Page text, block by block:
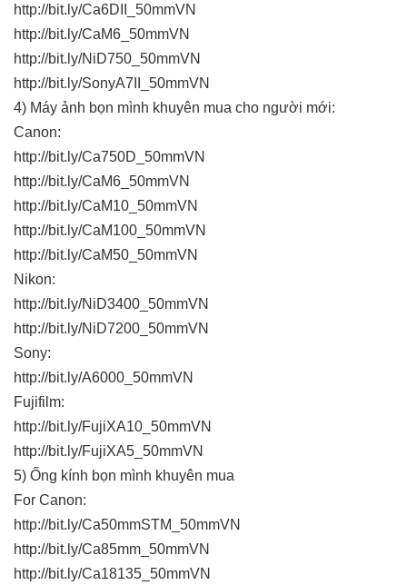
http://bit.ly/Ca6DII_50mmVN
http://bit.ly/CaM6_50mmVN
http://bit.ly/NiD750_50mmVN
http://bit.ly/SonyA7II_50mmVN
4) Máy ảnh bọn mình khuyên mua cho người mới:
Canon:
http://bit.ly/Ca750D_50mmVN
http://bit.ly/CaM6_50mmVN
http://bit.ly/CaM10_50mmVN
http://bit.ly/CaM100_50mmVN
http://bit.ly/CaM50_50mmVN
Nikon:
http://bit.ly/NiD3400_50mmVN
http://bit.ly/NiD7200_50mmVN
Sony:
http://bit.ly/A6000_50mmVN
Fujifilm:
http://bit.ly/FujiXA10_50mmVN
http://bit.ly/FujiXA5_50mmVN
5) Ống kính bọn mình khuyên mua
For Canon:
http://bit.ly/Ca50mmSTM_50mmVN
http://bit.ly/Ca85mm_50mmVN
http://bit.ly/Ca18135_50mmVN